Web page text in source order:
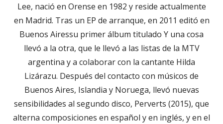
Lee, nació en Orense en 1982 y reside actualmente
en Madrid. Tras un EP de arranque, en 2011 editó en
Buenos Airessu primer álbum titulado Y una cosa
llevó a la otra, que le llevó a las listas de la MTV
argentina y a colaborar con la cantante Hilda
Lizárazu. Después del contacto con músicos de
Buenos Aires, Islandia y Noruega, llevó nuevas
sensibilidades al segundo disco, Perverts (2015), que
alterna composiciones en español y en inglés, y en el